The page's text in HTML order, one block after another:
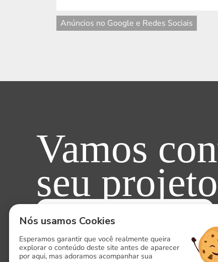
Anúncios no Google e Redes Sociais
Vamos
seu
Nós usamos Cookies
Esperamos garantir que você realmente queira
explorar o conteúdo deste site antes de aparecer
por aqui, mas adoramos acompanhar sua